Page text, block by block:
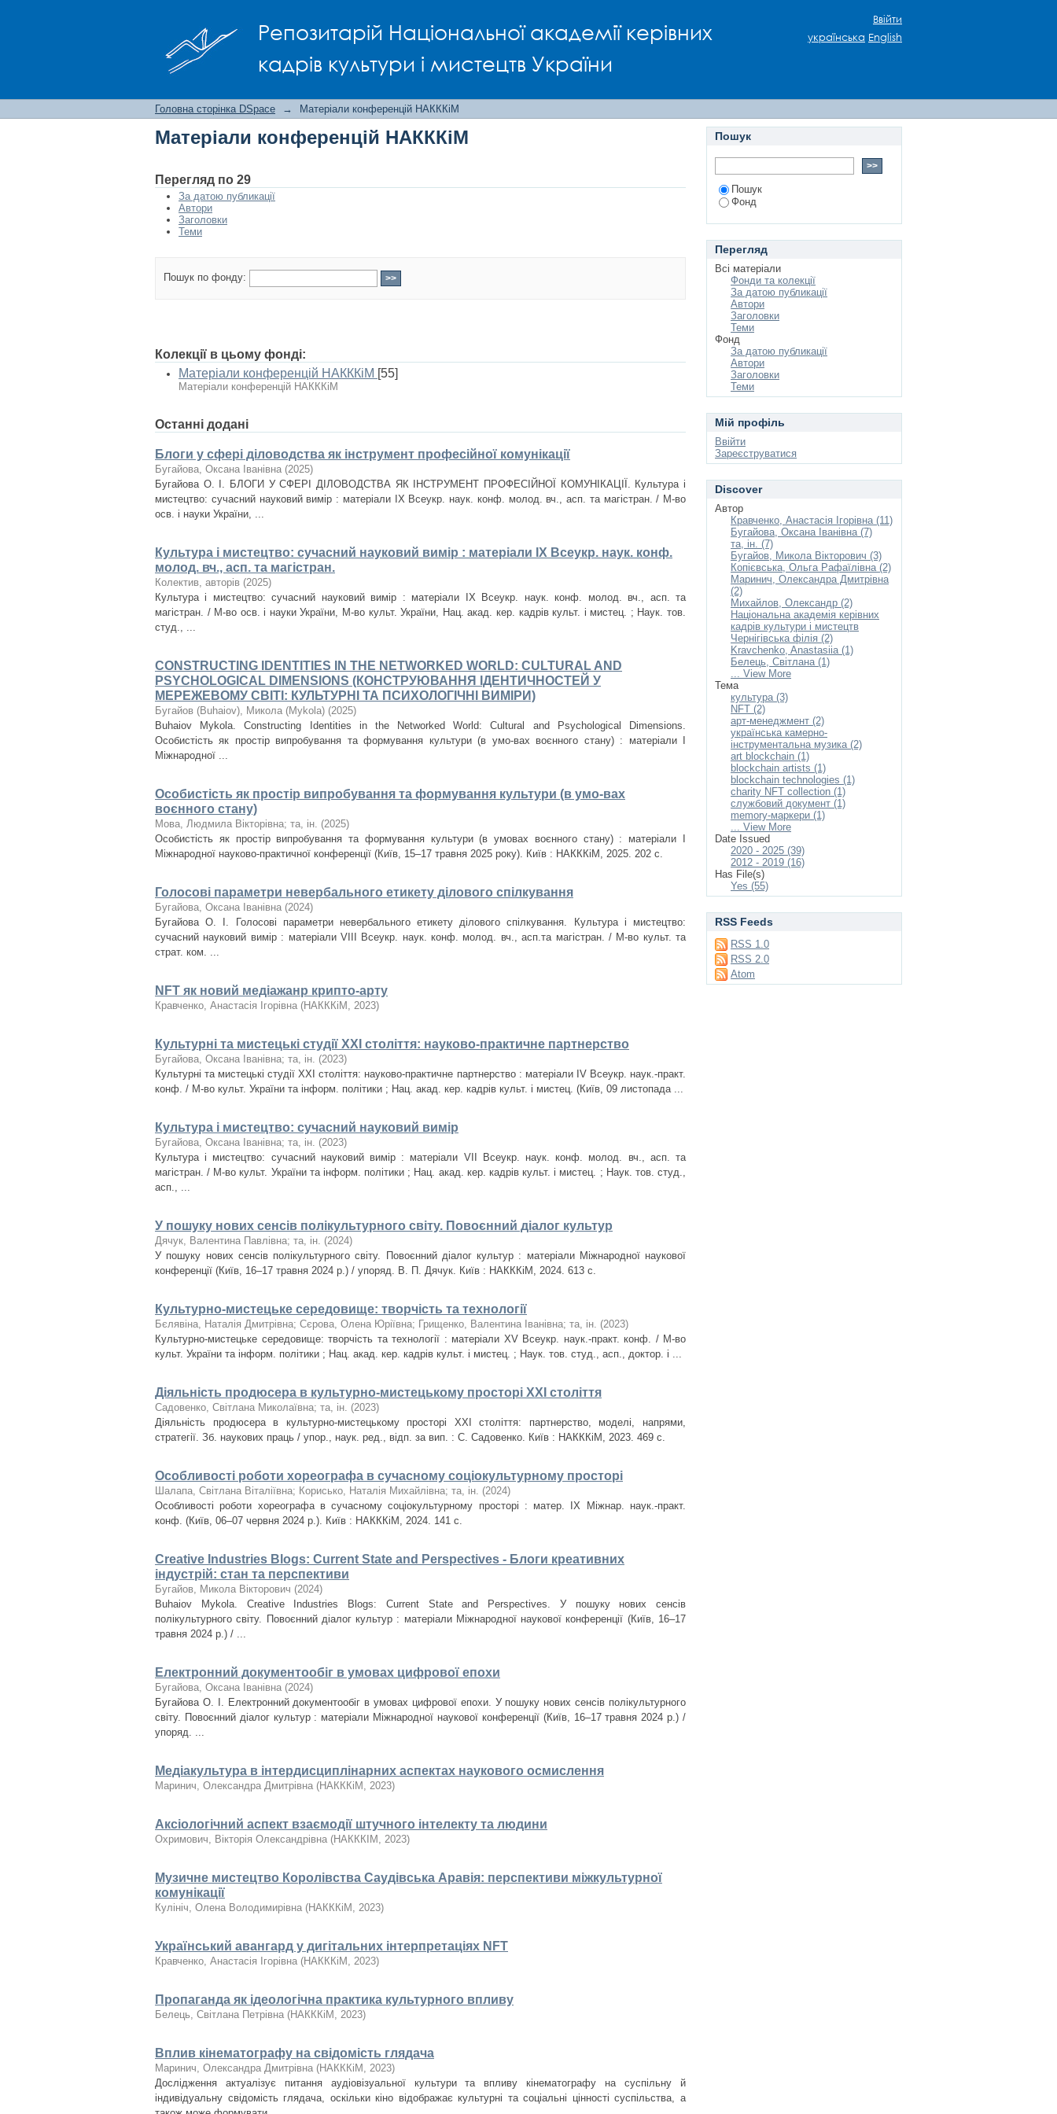
Репозитарій Національної академії керівних
кадрів культури і мистецтв України
Ввійти
українська English
Головна сторінка DSpace → Матеріали конференцій НАКККіМ
Матеріали конференцій НАКККіМ
Перегляд по 29
За датою публикації
Автори
Заголовки
Теми
Пошук по фонду:
Колекції в цьому фонді:
Матеріали конференцій НАКККіМ [55]
Матеріали конференцій НАКККіМ
Останні додані
Блоги у сфері діловодства як інструмент професійної комунікації
Бугайова, Оксана Іванівна (2025)
Бугайова О. І. БЛОГИ У СФЕРІ ДІЛОВОДСТВА ЯК ІНСТРУМЕНТ ПРОФЕСІЙНОЇ КОМУНІКАЦІЇ. Культура і
мистецтво: сучасний науковий вимір : матеріали IX Всеукр. наук. конф. молод. вч., асп. та магістран. / М-во
осв. і науки України, ...
Культура і мистецтво: сучасний науковий вимір : матеріали IX Всеукр. наук. конф.
молод. вч., асп. та магістран.
Колектив, авторів (2025)
Культура і мистецтво: сучасний науковий вимір : матеріали IX Всеукр. наук. конф. молод. вч., асп. та
магістран. / М-во осв. і науки України, М-во культ. України, Нац. акад. кер. кадрів культ. і мистец. ; Наук. тов.
студ., ...
CONSTRUCTING IDENTITIES IN THE NETWORKED WORLD: CULTURAL AND
PSYCHOLOGICAL DIMENSIONS (КОНСТРУЮВАННЯ ІДЕНТИЧНОСТЕЙ У
МЕРЕЖЕВОМУ СВІТІ: КУЛЬТУРНІ ТА ПСИХОЛОГІЧНІ ВИМІРИ)
Бугайов (Buhaiov), Микола (Mykola) (2025)
Buhaiov Mykola. Constructing Identities in the Networked World: Cultural and Psychological Dimensions.
Особистість як простір випробування та формування культури (в умо-вах воєнного стану) : матеріали І
Міжнародної ...
Особистість як простір випробування та формування культури (в умо-вах
воєнного стану)
Мова, Людмила Вікторівна; та, ін. (2025)
Особистість як простір випробування та формування культури (в умовах воєнного стану) : матеріали І
Міжнародної науково-практичної конференції (Київ, 15–17 травня 2025 року). Київ : НАКККіМ, 2025. 202 с.
Голосові параметри невербального етикету ділового спілкування
Бугайова, Оксана Іванівна (2024)
Бугайова О. І. Голосові параметри невербального етикету ділового спілкування. Культура і мистецтво:
сучасний науковий вимір : матеріали VIII Всеукр. наук. конф. молод. вч., асп.та магістран. / М-во культ. та
страт. ком. ...
NFT як новий медіажанр крипто-арту
Кравченко, Анастасія Ігорівна (НАКККіМ , 2023)
Культурні та мистецькі студії ХХІ століття: науково-практичне партнерство
Бугайова, Оксана Іванівна; та, ін. (2023)
Культурні та мистецькі студії ХХІ століття: науково-практичне партнерство : матеріали IV Всеукр. наук.-практ.
конф. / М-во культ. України та інформ. політики ; Нац. акад. кер. кадрів культ. і мистец. (Київ, 09 листопада ...
Культура і мистецтво: сучасний науковий вимір
Бугайова, Оксана Іванівна; та, ін. (2023)
Культура і мистецтво: сучасний науковий вимір : матеріали VIІ Всеукр. наук. конф. молод. вч., асп. та
магістран. / М-во культ. України та інформ. політики ; Нац. акад. кер. кадрів культ. і мистец. ; Наук. тов. студ.,
асп., ...
У пошуку нових сенсів полікультурного світу. Повоєнний діалог культур
Дячук, Валентина Павлівна; та, ін. (2024)
У пошуку нових сенсів полікультурного світу. Повоєнний діалог культур : матеріали Міжнародної наукової
конференції (Київ, 16–17 травня 2024 р.) / упоряд. В. П. Дячук. Київ : НАКККіМ, 2024. 613 с.
Культурно-мистецьке середовище: творчість та технології
Бєлявіна, Наталія Дмитрівна; Сєрова, Олена Юріївна; Грищенко, Валентина Іванівна; та, ін. (2023)
Культурно-мистецьке середовище: творчість та технології : матеріали XV Всеукр. наук.-практ. конф. / М-во
культ. України та інформ. політики ; Нац. акад. кер. кадрів культ. і мистец. ; Наук. тов. студ., асп., доктор. і ...
Діяльність продюсера в культурно-мистецькому просторі ХХІ століття
Садовенко, Світлана Миколаївна; та, ін. (2023)
Діяльність продюсера в культурно-мистецькому просторі ХХІ століття: партнерство, моделі, напрями,
стратегії. Зб. наукових праць / упор., наук. ред., відп. за вип. : С. Садовенко. Київ : НАКККіМ, 2023. 469 с.
Особливості роботи хореографа в сучасному соціокультурному просторі
Шалапа, Світлана Віталіївна; Корисько, Наталія Михайлівна; та, ін. (2024)
Особливості роботи хореографа в сучасному соціокультурному просторі : матер. ІХ Міжнар. наук.-практ.
конф. (Київ, 06–07 червня 2024 р.). Київ : НАКККіМ, 2024. 141 с.
Creative Industries Blogs: Current State and Perspectives - Блоги креативних
індустрій: стан та перспективи
Бугайов, Микола Вікторович (2024)
Buhaiov Mykola. Creative Industries Blogs: Current State and Perspectives. У пошуку нових сенсів
полікультурного світу. Повоєнний діалог культур : матеріали Міжнародної наукової конференції (Київ, 16–17
травня 2024 р.) / ...
Електронний документообіг в умовах цифрової епохи
Бугайова, Оксана Іванівна (2024)
Бугайова О. І. Електронний документообіг в умовах цифрової епохи. У пошуку нових сенсів полікультурного
світу. Повоєнний діалог культур : матеріали Міжнародної наукової конференції (Київ, 16–17 травня 2024 р.) /
упоряд. ...
Медіакультура в інтердисциплінарних аспектах наукового осмислення
Маринич, Олександра Дмитрівна (НАКККіМ , 2023)
Аксіологічний аспект взаємодії штучного інтелекту та людини
Охримович, Вікторія Олександрівна (НАКККІМ , 2023)
Музичне мистецтво Королівства Саудівська Аравія: перспективи міжкультурної
комунікації
Кулініч, Олена Володимирівна (НАКККіМ , 2023)
Український авангард у дигітальних інтерпретаціях NFT
Кравченко, Анастасія Ігорівна (НАКККіМ , 2023)
Пропаганда як ідеологічна практика культурного впливу
Белець, Світлана Петрівна (НАКККіМ , 2023)
Вплив кінематографу на свідомість глядача
Маринич, Олександра Дмитрівна (НАКККіМ , 2023)
Дослідження актуалізує питання аудіовізуальної культури та впливу кінематографу на суспільну й
індивідуальну свідомість глядача, оскільки кіно відображає культурні та соціальні цінності суспільства, а
Пошук
Пошук
Фонд
Перегляд
Всі матеріали
Фонди та колекції
За датою публикації
Автори
Заголовки
Теми
Фонд
За датою публикації
Автори
Заголовки
Теми
Мій профіль
Ввійти
Зареєструватися
Discover
Автор
Кравченко, Анастасія Ігорівна (11)
Бугайова, Оксана Іванівна (7)
та, ін. (7)
Бугайов, Микола Вікторович (3)
Копієвська, Ольга Рафаїлівна (2)
Маринич, Олександра Дмитрівна
(2)
Михайлов, Олександр (2)
Національна академія керівних
кадрів культури і мистецтв
Чернігівська філія (2)
Kravchenko, Anastasiia (1)
Белець, Світлана (1)
... View More
Тема
культура (3)
NFT (2)
арт-менеджмент (2)
українська камерно-
інструментальна музика (2)
art blockchain (1)
blockchain artists (1)
blockchain technologies (1)
charity NFT collection (1)
cлужбовий документ (1)
memory-маркери (1)
... View More
Date Issued
2020 - 2025 (39)
2012 - 2019 (16)
Has File(s)
Yes (55)
RSS Feeds
RSS 1.0
RSS 2.0
Atom